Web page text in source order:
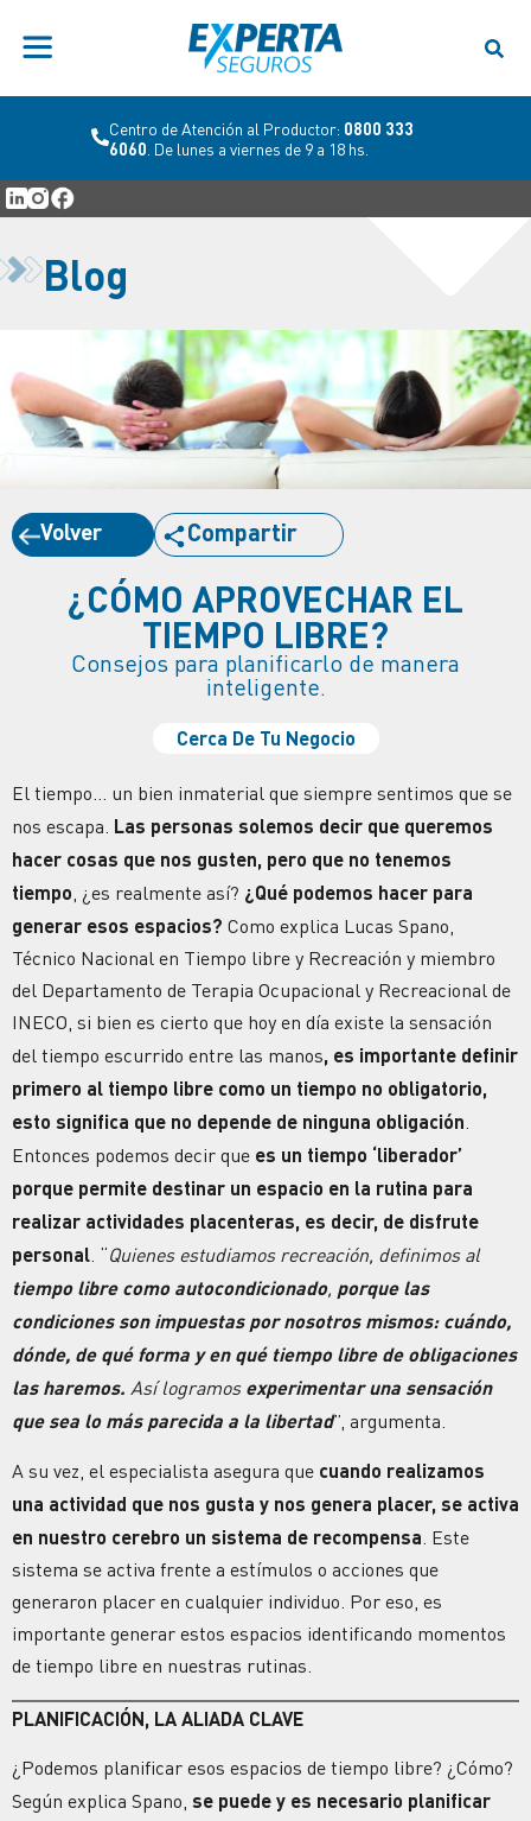
Centro de Atención al Productor: 0800 333
6060 . De lunes a viernes de 9 a 18 hs.
Blog
Volver Compartir
¿CÓMO APROVECHAR EL
TIEMPO LIBRE?
Consejos para planificarlo de manera
inteligente.
Cerca De Tu Negocio
El tiempo… un bien inmaterial que siempre sentimos que se
nos escapa. Las personas solemos decir que queremos
hacer cosas que nos gusten, pero que no tenemos
tiempo , ¿es realmente así? ¿Qué podemos hacer para
generar esos espacios? Como explica Lucas Spano,
Técnico Nacional en Tiempo libre y Recreación y miembro
del Departamento de Terapia Ocupacional y Recreacional de
INECO, si bien es cierto que hoy en día existe la sensación
del tiempo escurrido entre las manos, es importante definir
primero al tiempo libre como un tiempo no obligatorio,
esto significa que no depende de ninguna obligación
Entonces podemos decir que es un tiempo ‘liberador’
porque permite destinar un espacio en la rutina para
realizar actividades placenteras, es decir, de disfrute
personal . “Quienes estudiamos recreación, definimos al
tiempo libre como autocondicionado, porque las
condiciones son impuestas por nosotros mismos: cuándo,
dónde, de qué forma y en qué tiempo libre de obligaciones
las haremos. Así logramos experimentar una sensación
que sea lo más parecida a la libertad”, argumenta.
A su vez, el especialista asegura que cuando realizamos
una actividad que nos gusta y nos genera placer, se activa
en nuestro cerebro un sistema de recompensa. Este
sistema se activa frente a estímulos o acciones que
generaron placer en cualquier individuo. Por eso, es
importante generar estos espacios identificando momentos
de tiempo libre en nuestras rutinas.
PLANIFICACIÓN, LA ALIADA CLAVE
¿Podemos planificar esos espacios de tiempo libre? ¿Cómo?
Según explica Spano, se puede y es necesario planificar